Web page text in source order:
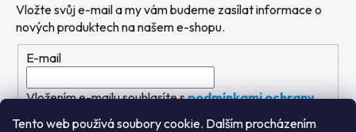
Tento web používá soubory cookie. Dalším procházením
Vložte svůj e-mail a my vám budeme zasílat informace o
nových produktech na našem e-shopu.
E-mail
Vložením e-mailu souhlasíte spodmínkami ochrany
osobních údajů